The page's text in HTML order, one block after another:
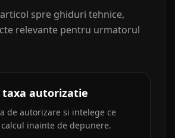
spre ghiduri tehnice,
relevante pentru urmatorul
taxa autorizatie
de autorizare si intelege ce
inainte de depunere.